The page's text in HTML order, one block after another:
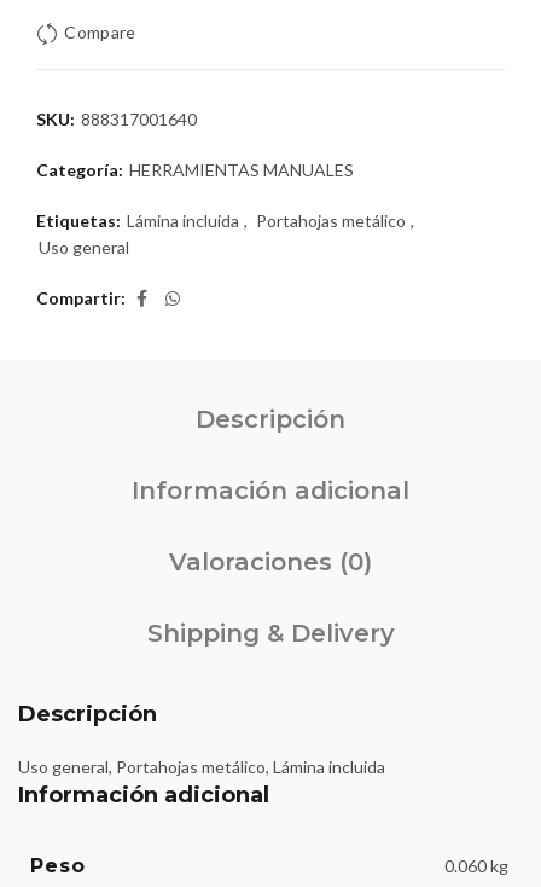
Compare
SKU: 888317001640
Categoría: HERRAMIENTAS MANUALES
Etiquetas: Lámina incluida , Portahojas metálico ,
Uso general
Compartir
Descripción
Información adicional
Valoraciones (0)
Shipping & Delivery
Descripción
Uso general, Portahojas metálico, Lámina incluida
Información adicional
Peso 0.060 kg